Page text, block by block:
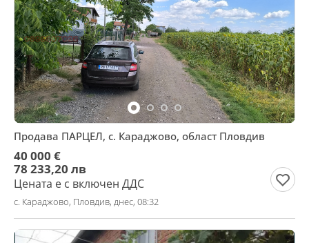
Продава ПАРЦЕЛ, с. Караджово, област Пловдив
40 000 €
78 233,20 лв
Цената е с включен ДДС
с. Караджово, Пловдив, днес, 08:32